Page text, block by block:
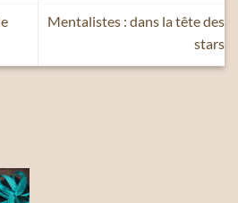
Mentalistes : dans la tête des
stars